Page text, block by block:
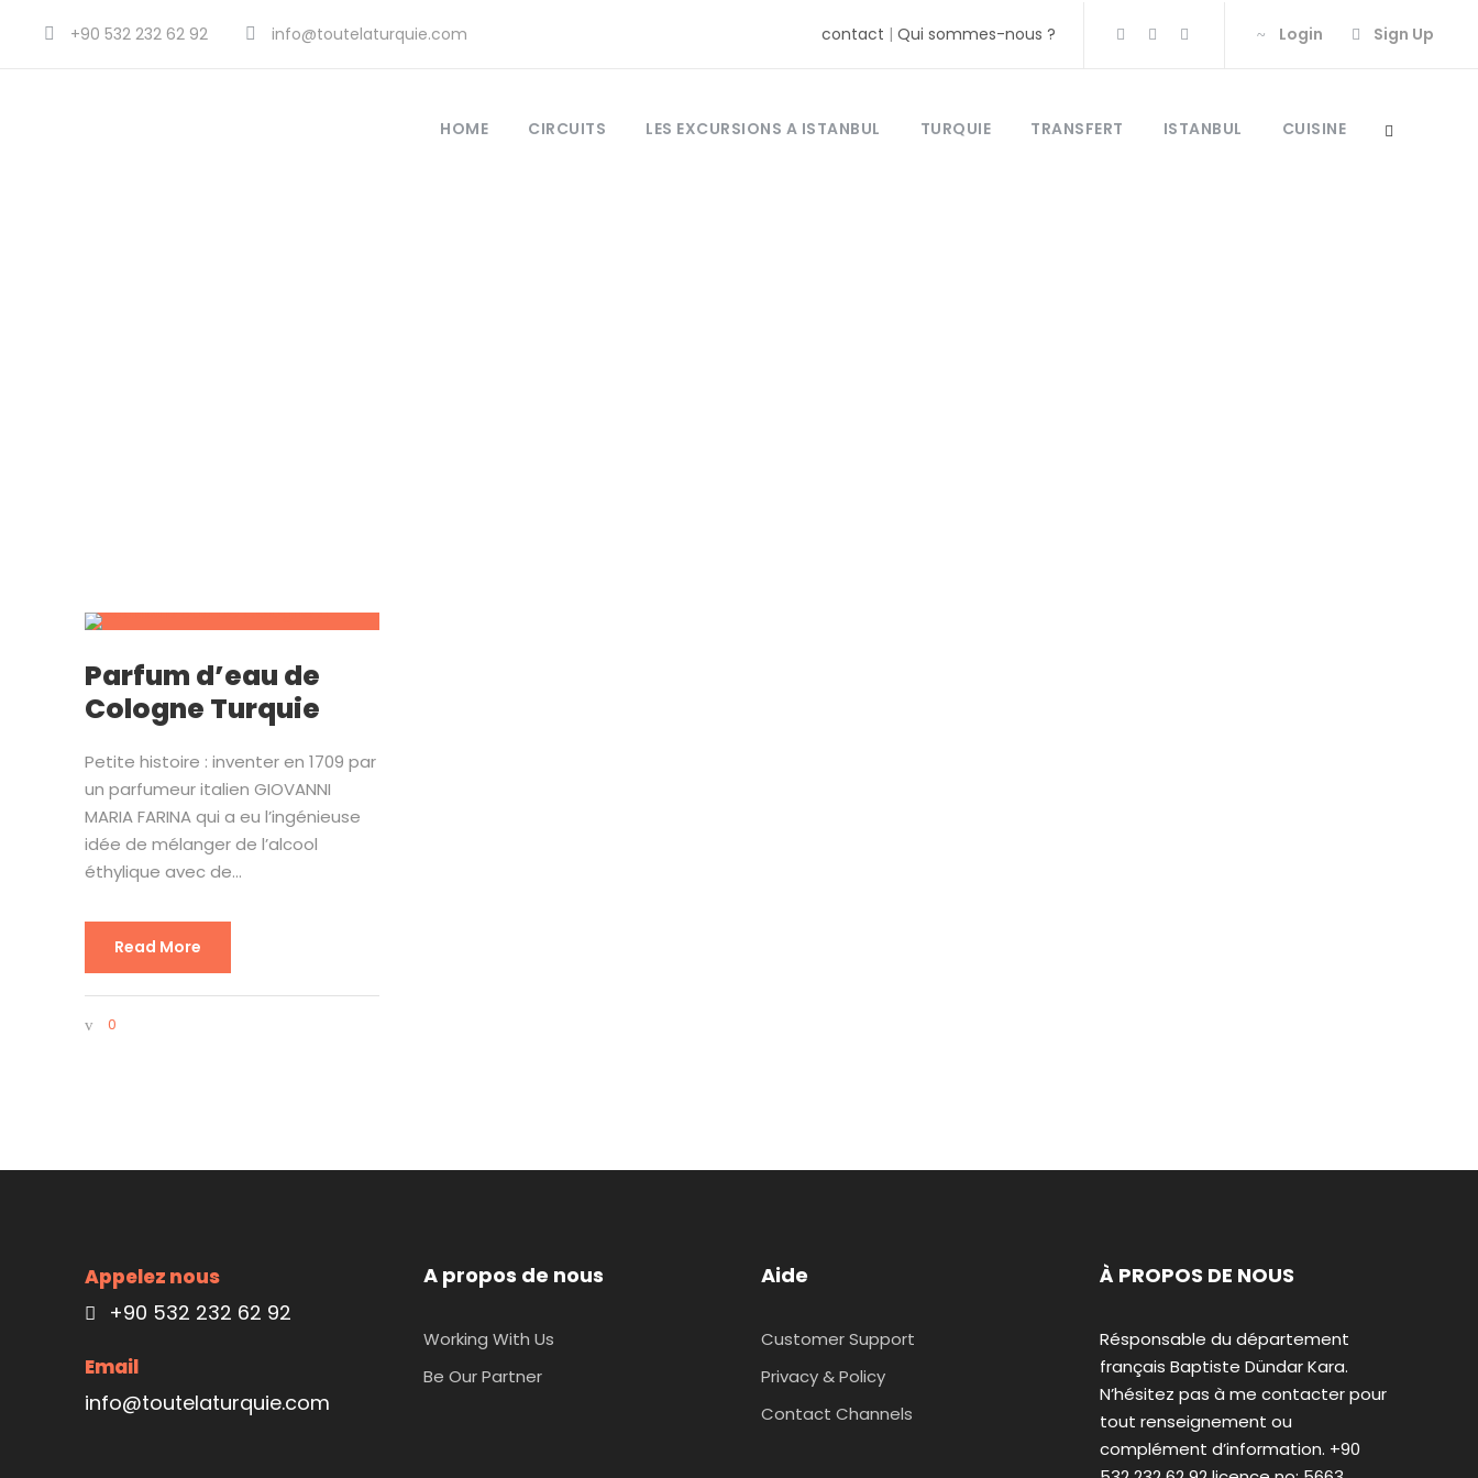
+90 532 232 62 92 info@toutelaturquie.com contact | Qui sommes-nous ? Login Sign Up
HOME CIRCUITS LES EXCURSIONS A ISTANBUL TURQUIE TRANSFERT ISTANBUL CUISINE
Parfum d’eau de
Cologne Turquie
Petite histoire : inventer en 1709 par
un parfumeur italien GIOVANNI
MARIA FARINA qui a eu l’ingénieuse
idée de mélanger de l’alcool
éthylique avec de...
Read More
0
Appelez nous
+90 532 232 62 92
Email
info@toutelaturquie.com
A propos de nous
Working With Us
Be Our Partner
Aide
Customer Support
Privacy & Policy
Contact Channels
À PROPOS DE NOUS
Résponsable du département
français Baptiste Dündar Kara.
N’hésitez pas à me contacter pour
tout renseignement ou
complément d’information. +90